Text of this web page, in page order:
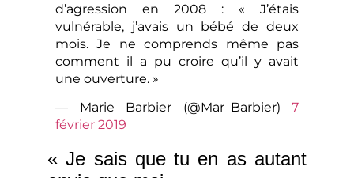
d’agression en 2008 : « J’étais
vulnérable, j’avais un bébé de deux
mois. Je ne comprends même pas
comment il a pu croire qu’il y avait
une ouverture. »
— Marie Barbier (@Mar_Barbier) 7
février 2019
« Je sais que tu en as autant